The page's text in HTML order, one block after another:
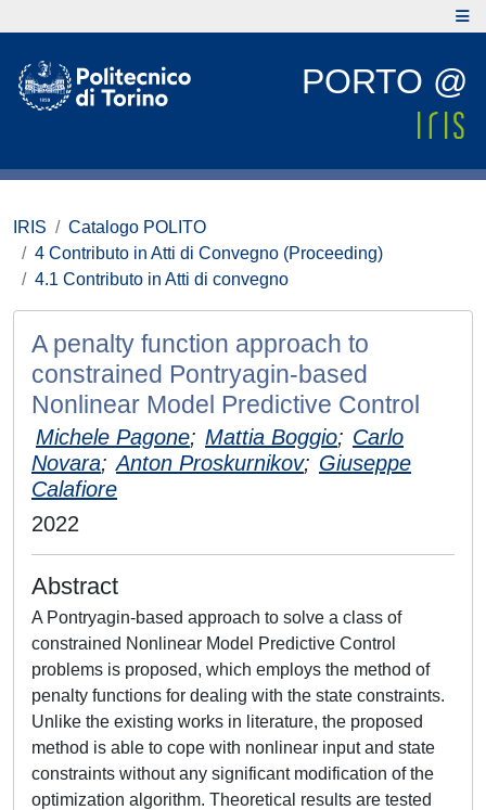
PORTO @
IRIS
Catalogo POLITO
4 Contributo in Atti di Convegno (Proceeding)
4.1 Contributo in Atti di convegno
A penalty function approach to
constrained Pontryagin-based
Nonlinear Model Predictive Control
Michele Pagone; Mattia Boggio; Carlo
Novara; Anton Proskurnikov; Giuseppe
Calafiore
2022
Abstract
A Pontryagin-based approach to solve a class of
constrained Nonlinear Model Predictive Control
problems is proposed, which employs the method of
penalty functions for dealing with the state constraints.
Unlike the existing works in literature, the proposed
method is able to cope with nonlinear input and state
constraints without any significant modification of the
optimization algorithm. Theoretical results are tested